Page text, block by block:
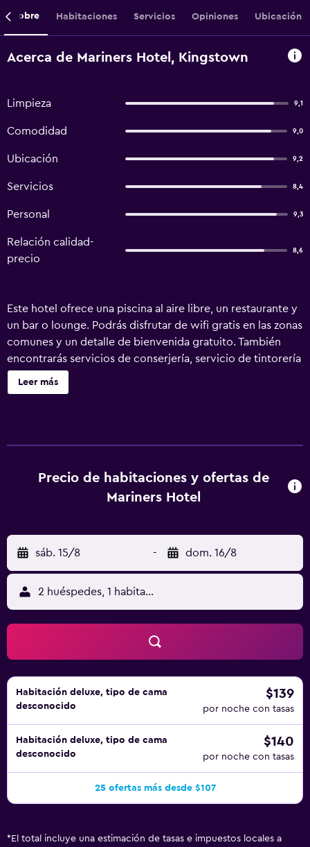
Sobre Habitaciones Servicios Opiniones Ubicación
Acerca de Mariners Hotel, Kingstown
Limpieza 9,1
Comodidad 9,0
Ubicación 9,2
Servicios 8,4
Personal 9,3
Relación calidad-
precio
8,6
Este hotel ofrece una piscina al aire libre, un restaurante y
un bar o lounge. Podrás disfrutar de wifi gratis en las zonas
comunes y un detalle de bienvenida gratuito. También
encontrarás servicios de conserjería, servicio de tintorería
y lavandería. Mariners Hotel ofrece 20 alojamientos con
aire acondicionado, caja fuerte y cafetera y tetera. Se
wifi gratis. Los servicios para las personas de negocios
incluyen escritorio y teléfono. Se ofrece servicio de
incluyen una piscina al aire libre. Se pueden practicar las
actividades de ocio y esparcimiento que se indican más
abajo en las instalaciones o cerca del alojamiento (es
posible que se aplique un recargo).
Leer más
Precio de habitaciones y ofertas de
Mariners Hotel
sáb. 15/8 - dom. 16/8
2 huéspedes, 1 habitación
Habitación deluxe, tipo de cama
desconocido
$139
por noche con tasas
Habitación deluxe, tipo de cama
desconocido
$140
por noche con tasas
25 ofertas más desde $107
* El total incluye una estimación de tasas e impuestos locales a